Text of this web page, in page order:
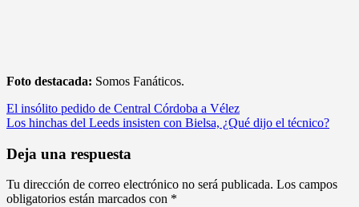
Foto destacada: Somos Fanáticos.
Navegación
de
entradas
El insólito pedido de Central Córdoba a Vélez
Los hinchas del Leeds insisten con Bielsa, ¿Qué dijo el técnico?
Deja una respuesta
Tu dirección de correo electrónico no será publicada. Los campos
obligatorios están marcados con *